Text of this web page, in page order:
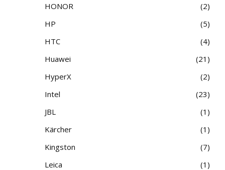
HONOR
2
HP
5
HTC
4
Huawei
21
HyperX
2
Intel
23
JBL
1
Kärcher
1
Kingston
7
Leica
1